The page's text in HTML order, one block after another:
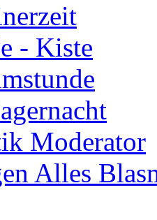
- Kiste
Moderator
Alles